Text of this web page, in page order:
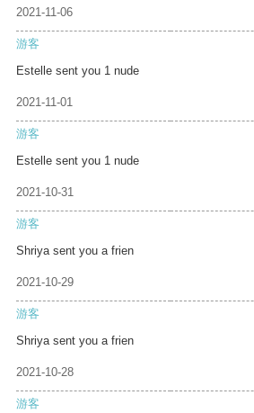
2021-11-06
游客
Estelle sent you 1 nude
2021-11-01
游客
Estelle sent you 1 nude
2021-10-31
游客
Shriya sent you a frien
2021-10-29
游客
Shriya sent you a frien
2021-10-28
游客